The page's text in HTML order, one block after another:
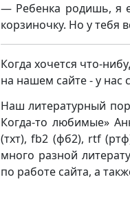
— Ребенка родишь, я
корзиночку. Но у тебя
Когда хочется что-
на нашем сайте - у нас
Наш литературный
Когда-то любимые»
(тхт), fb2 (фб2), rtf
много разной
по работе сайта, а